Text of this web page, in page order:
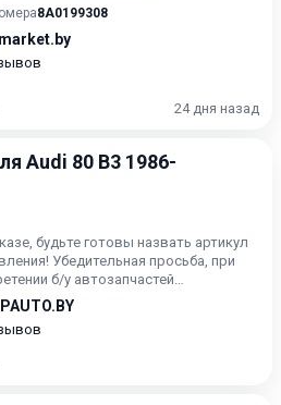
8A0199308
24 дня назад
Audi 80 B3 1986-
будьте готовы назвать артикул
Убедительная просьба, при
б/у автозапчастей
подходите к воп...